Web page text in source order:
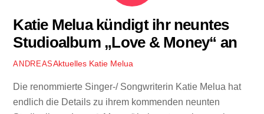
Katie Melua kündigt ihr neuntes
Studioalbum „Love & Money“ an
ANDREASAktuelles Katie Melua
Die renommierte Singer-/ Songwriterin Katie Melua hat
endlich die Details zu ihrem kommenden neunten